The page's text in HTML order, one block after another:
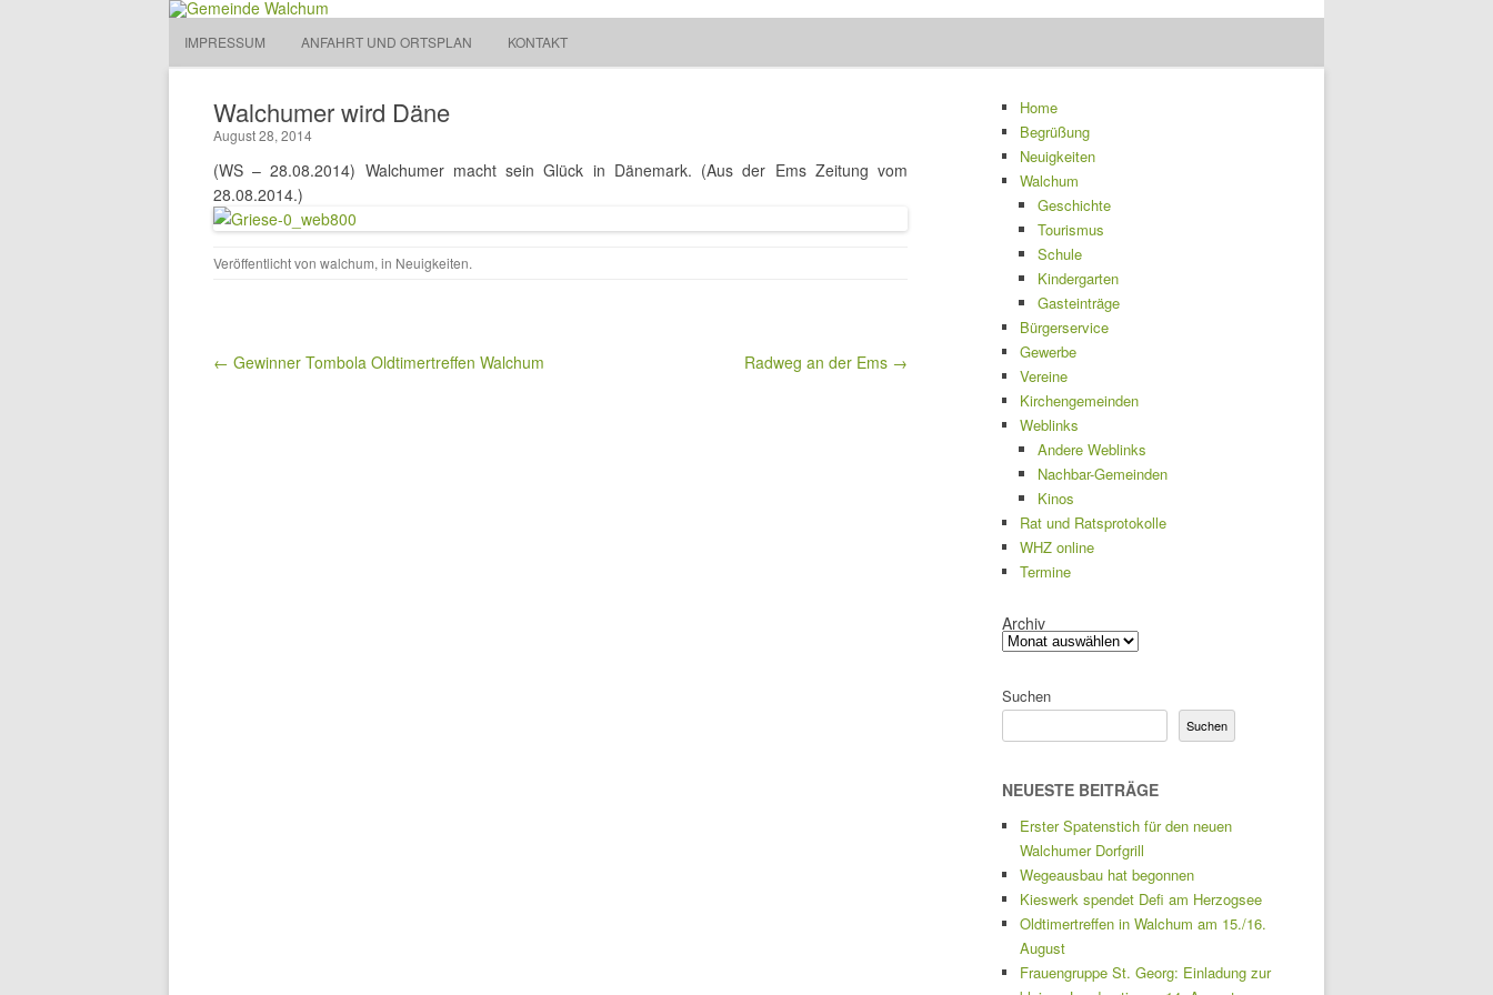
Gemeinde Walchum Gemeinde Walchum
IMPRESSUM ANFAHRT UND ORTSPLAN KONTAKT
Walchumer wird Däne
August 28, 2014
(WS – 28.08.2014) Walchumer macht sein Glück in Dänemark. (Aus der Ems Zeitung vom
28.08.2014.)
Veröffentlicht von walchum, in Neuigkeiten.
Beitragsnavigation
← Gewinner Tombola Oldtimertreffen Walchum Radweg an der Ems →
Home
Begrüßung
Neuigkeiten
Walchum
Geschichte
Tourismus
Schule
Kindergarten
Gasteinträge
Bürgerservice
Gewerbe
Vereine
Kirchengemeinden
Weblinks
Andere Weblinks
Nachbar-Gemeinden
Kinos
Rat und Ratsprotokolle
WHZ online
Termine
Archiv
Suchen
Suchen
NEUESTE BEITRÄGE
Erster Spatenstich für den neuen
Walchumer Dorfgrill
Wegeausbau hat begonnen
Kieswerk spendet Defi am Herzogsee
Oldtimertreffen in Walchum am 15./16.
August
Frauengruppe St. Georg: Einladung zur